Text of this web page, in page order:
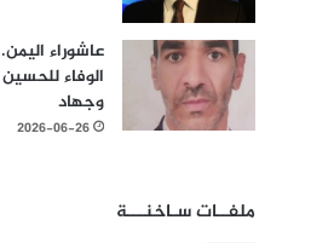
عاشوراء
الوفاء
وجهاد
2026-06-26
ملفــات سـاخنـــة